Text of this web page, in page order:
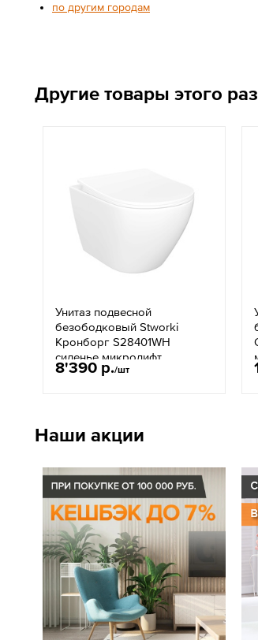
по другим городам
Другие товары этого
Унитаз подвесной
безободковый Stworki
Кронборг S28401WH
сиденье микролифт
8'390 р./шт
Наши акции